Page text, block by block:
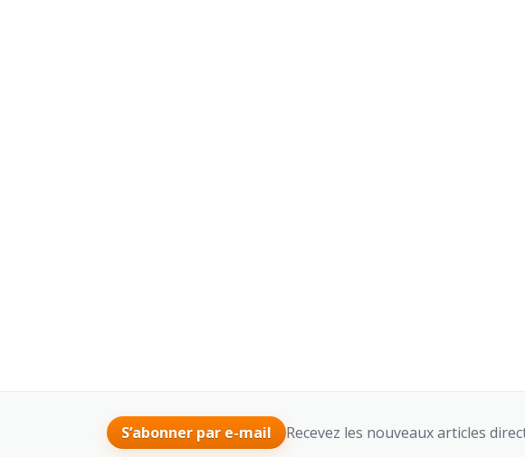
S’abonner par e-mail Recevez les nouveaux articles